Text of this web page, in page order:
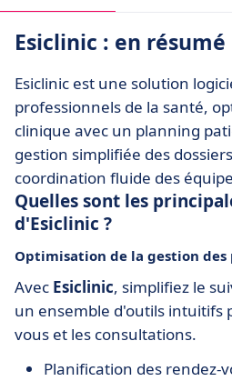
Esiclinic : en résumé
Esiclinic est une solution
professionnels de la santé,
clinique avec un planning
gestion simplifiée des
coordination fluide des
Quelles sont les
d'Esiclinic ?
Optimisation de la gestion
Avec Esiclinic, simplifiez le
un ensemble d'outils intuitifs
vous et les consultations.
Planification des rendez-